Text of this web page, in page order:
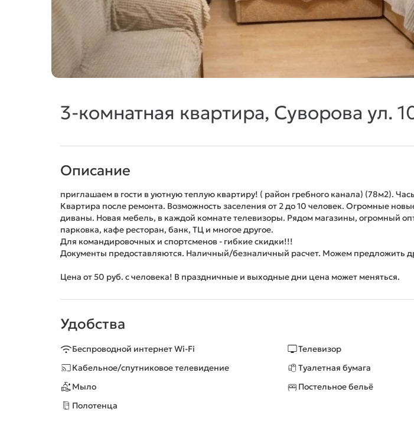
3-комнатная квартира, Суворова ул.
Описание
приглашаем в гости в уютную теплую квартиру! ( район гребного канала) (78м2).
Квартира после ремонта. Возможность заселения от 2 до 10 человек. Огромные
диваны. Новая мебель, в каждой комнате телевизоры. Рядом магазины, огромный
парковка, кафе ресторан, банк, ТЦ и многое другое.
Для командировочных и спортсменов - гибкие скидки!!!
Документы предоставляются. Наличный/безналичный расчет. Можем предложить
Цена от 50 руб. с человека! В праздничные и выходные дни цена может меняться.
Удобства
Беспроводной интернет Wi-Fi
Телевизор
Кабельное/спутниковое телевидение
Туалетная бумага
Мыло
Постельное бельё
Полотенца